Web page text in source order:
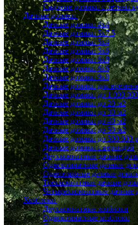
Садовые домики с летней
Дачные домики
Дачные домики 4х4
Дачные домики 5x7.5
Дачные домики 5х4
Дачные домики 5х6
Дачные домики 6x8
Дачные домики 6х6
Дачные домики 9x8
Дачные домики для
Дачные домики до 1 000
Дачные домики до 20 м2
Дачные домики до 30 м2
Дачные домики до 40 м2
Дачные домики до 50 м2
Дачные домики до 500 000
Дачные домики с верандой
Двухкомнатные дачные
Однокомнатные дачные
Одноэтажные дачные
Трехкомнатные дачные
Четырехкомнатные дачные
Хозблоки
Двухкомнатные хозблоки
Однокомнатные хозблоки